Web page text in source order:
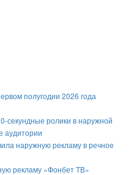
полугодии 2026 года
секундные ролики в наружной
аудитории
наружную рекламу в речное
рекламу «Фонбет ТВ»